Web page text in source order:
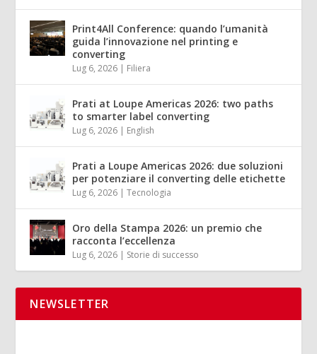
Print4All Conference: quando l’umanità
guida l’innovazione nel printing e
converting
Lug 6, 2026 | Filiera
Prati at Loupe Americas 2026: two paths
to smarter label converting
Lug 6, 2026 | English
Prati a Loupe Americas 2026: due soluzioni
per potenziare il converting delle etichette
Lug 6, 2026 |Tecnologia
Oro della Stampa 2026: un premio che
racconta l’eccellenza
Lug 6, 2026 | Storie di successo
NEWSLETTER